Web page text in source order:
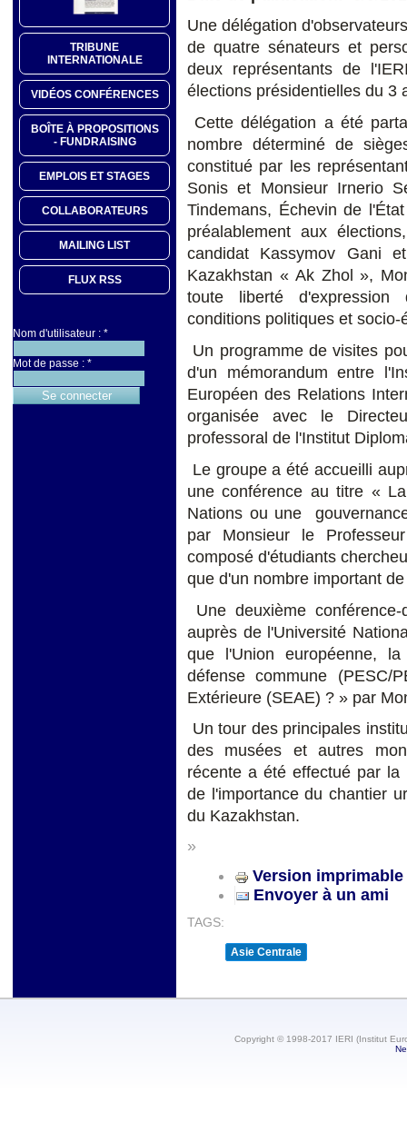
TRIBUNE
INTERNATIONALE
VIDÉOS CONFÉRENCES
BOÎTE À PROPOSITIONS
- FUNDRAISING
EMPLOIS ET STAGES
COLLABORATEURS
MAILING LIST
FLUX RSS
Nom d'utilisateur : *
Mot de passe : *
Une délégation
de quatre sénateurs et
deux représentants de
élections présidentielles du 3
Cette délégation a été
nombre déterminé de
constitué par les
Sonis et Monsieur Irnerio
Tindemans, Échevin de
préalablement aux
candidat Kassymov Gani
Kazakhstan « Ak Zhol »,
toute liberté
conditions politiques et
Un programme de visites
d'un mémorandum entre
Européen des Relations
organisée avec le
professoral de l'Institut
Le groupe a été accueilli
une conférence au titre «
Nations ou une
par Monsieur le
composé d'étudiants
que d'un nombre important
Une deuxième
auprès de l'Université
que l'Union européenne,
défense commune (PESC/
Extérieure (SEAE) ? » par
Un tour des principales
des musées et autres
récente a été effectué par
de l'importance du chantier
du Kazakhstan.
»
Version imprimable
Envoyer à un ami
TAGS:
Asie Centrale
Copyright © 1998-2017 IERI (Institut